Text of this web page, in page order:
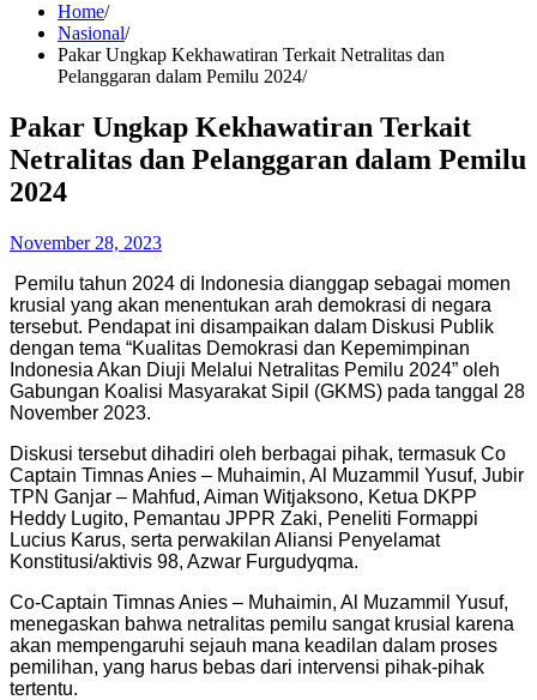
Home
Nasional
Pakar Ungkap Kekhawatiran Terkait Netralitas dan
Pelanggaran dalam Pemilu 2024
Pakar Ungkap Kekhawatiran Terkait
Netralitas dan Pelanggaran dalam Pemilu
2024
November 28, 2023
Pemilu tahun 2024 di Indonesia dianggap sebagai momen
krusial yang akan menentukan arah demokrasi di negara
tersebut. Pendapat ini disampaikan dalam Diskusi Publik
dengan tema “Kualitas Demokrasi dan Kepemimpinan
Indonesia Akan Diuji Melalui Netralitas Pemilu 2024” oleh
Gabungan Koalisi Masyarakat Sipil (GKMS) pada tanggal 28
November 2023.
Diskusi tersebut dihadiri oleh berbagai pihak, termasuk Co
Captain Timnas Anies – Muhaimin, Al Muzammil Yusuf, Jubir
TPN Ganjar – Mahfud, Aiman Witjaksono, Ketua DKPP
Heddy Lugito, Pemantau JPPR Zaki, Peneliti Formappi
Lucius Karus, serta perwakilan Aliansi Penyelamat
Konstitusi/aktivis 98, Azwar Furgudyqma.
Co-Captain Timnas Anies – Muhaimin, Al Muzammil Yusuf,
menegaskan bahwa netralitas pemilu sangat krusial karena
akan mempengaruhi sejauh mana keadilan dalam proses
pemilihan, yang harus bebas dari intervensi pihak-pihak
tertentu.